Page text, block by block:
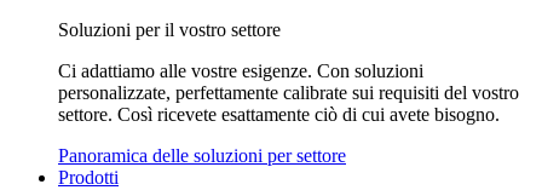
Soluzioni per il vostro settore
Ci adattiamo alle vostre esigenze. Con soluzioni
personalizzate, perfettamente calibrate sui requisiti del vostro
settore. Così ricevete esattamente ciò di cui avete bisogno.
Panoramica delle soluzioni per settore
Prodotti